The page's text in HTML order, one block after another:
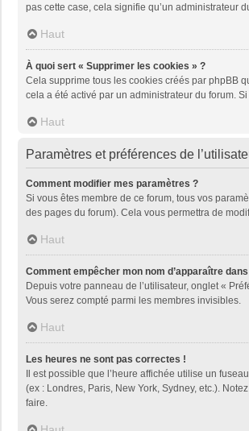
pas cette case, cela signifie qu’un administrateur
Haut
À quoi sert « Supprimer les cookies » ?
Cela supprime tous les cookies créés par phpBB
cela a été activé par un administrateur du forum.
Haut
Paramètres et préférences de
Comment modifier mes paramètres ?
Si vous êtes membre de ce forum, tous vos
des pages du forum). Cela vous permettra de
Haut
Comment empêcher mon nom d’apparaître
Depuis votre panneau de l’utilisateur, onglet «
Vous serez compté parmi les membres invisibles.
Haut
Les heures ne sont pas correctes !
Il est possible que l’heure affichée utilise un
(ex : Londres, Paris, New York, Sydney, etc.).
faire.